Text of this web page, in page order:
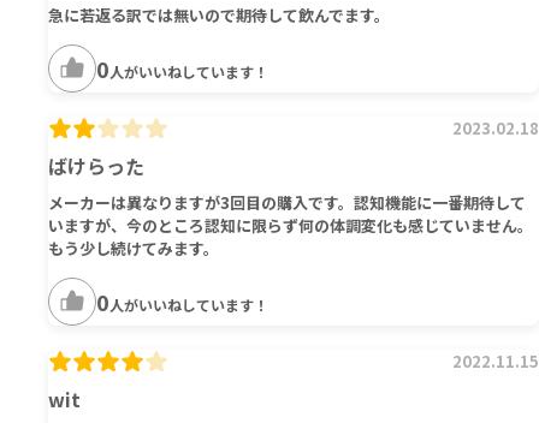
急に若返る訳では無いので期待して飲んでます。
0人がいいねしています！
ばけらった
2023.02.18
メーカーは異なりますが3回目の購入です。認知機能に一番期待して
いますが、今のところ認知に限らず何の体調変化も感じていません。
もう少し続けてみます。
0人がいいねしています！
wit
2022.11.15